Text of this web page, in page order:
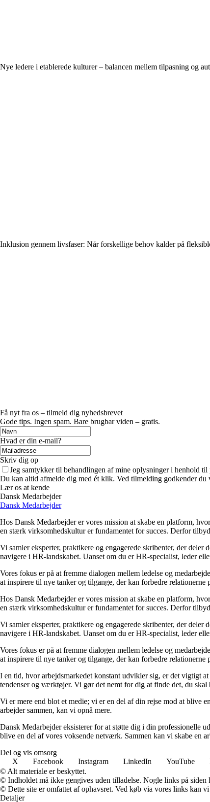
Nye ledere i etablerede kulturer – balancen mellem tilpasning og
Inklusion gennem livsfaser: Når forskellige behov kalder på
Få nyt fra os – tilmeld dig nyhedsbrevet
Gode tips. Ingen spam. Bare brugbar viden – gratis.
Hvad er din e-mail?
Skriv dig op
Jeg samtykker til behandlingen af mine oplysninger i henhold
Du kan altid afmelde dig med ét klik. Ved tilmelding godkender du
Lær os at kende
Dansk Medarbejder
Dansk Medarbejder
Hos Dansk Medarbejder er vores mission at skabe en platform,
en stærk virksomhedskultur er fundamentet for succes. Derfor
Vi samler eksperter, praktikere og engagerede skribenter, der
navigere i HR-landskabet. Uanset om du er HR-specialist, leder
Vores fokus er på at fremme dialogen mellem ledelse og
at inspirere til nye tanker og tilgange, der kan forbedre relationerne
Hos Dansk Medarbejder er vores mission at skabe en platform,
en stærk virksomhedskultur er fundamentet for succes. Derfor
Vi samler eksperter, praktikere og engagerede skribenter, der
navigere i HR-landskabet. Uanset om du er HR-specialist, leder
Vores fokus er på at fremme dialogen mellem ledelse og
at inspirere til nye tanker og tilgange, der kan forbedre relationerne
I en tid, hvor arbejdsmarkedet konstant udvikler sig, er det vigtigt
tendenser og værktøjer. Vi gør det nemt for dig at finde det, du
Vi er mere end blot et medie; vi er en del af din rejse mod at blive
arbejder sammen, kan vi opnå mere.
Dansk Medarbejder eksisterer for at støtte dig i din professionelle
blive en del af vores voksende netværk. Sammen kan vi skabe en
Del og vis omsorg
X
Facebook Instagram LinkedIn YouTube
© Alt materiale er beskyttet.
© Indholdet må ikke gengives uden tilladelse. Nogle links på siden
© Dette site er omfattet af ophavsret. Ved køb via vores links kan
Detaljer